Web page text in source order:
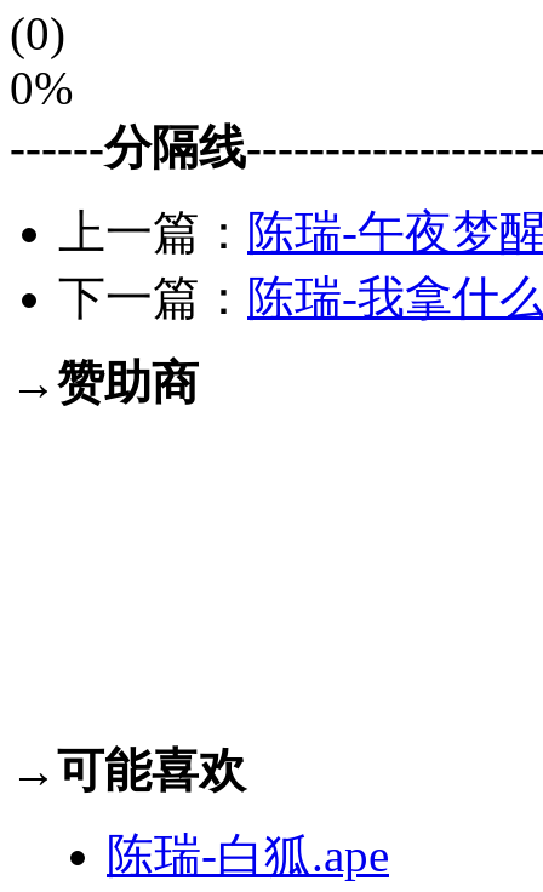
(0)
0%
------分隔线
上一篇： 陈瑞-午夜梦
下一篇： 陈瑞-我拿什
→赞助商
→可能喜欢
陈瑞-白狐.ape